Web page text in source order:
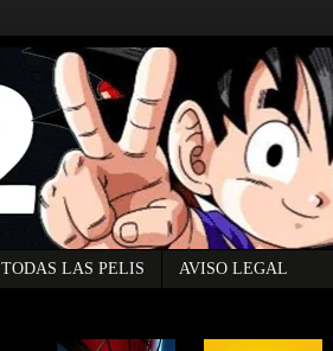
TODAS LAS PELIS AVISO LEGAL